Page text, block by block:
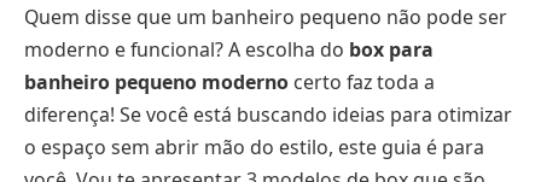
Quem disse que um banheiro pequeno não pode ser
moderno e funcional? A escolha do box para
banheiro pequeno moderno certo faz toda a
diferença! Se você está buscando ideias para otimizar
o espaço sem abrir mão do estilo, este guia é para